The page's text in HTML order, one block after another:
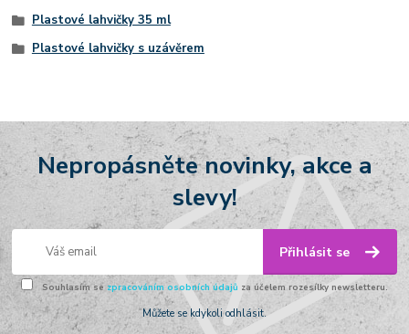
Plastové lahvičky 35 ml
Plastové lahvičky s uzávěrem
Nepropásněte novinky, akce a
slevy!
Přihlásit se
Souhlasím se zpracováním osobních údajů za účelem rozesílky newsletteru.
Můžete se kdykoli odhlásit.